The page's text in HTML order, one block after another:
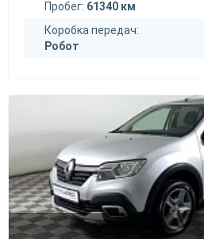
Пробег: 61340 км
Коробка передач:
Робот